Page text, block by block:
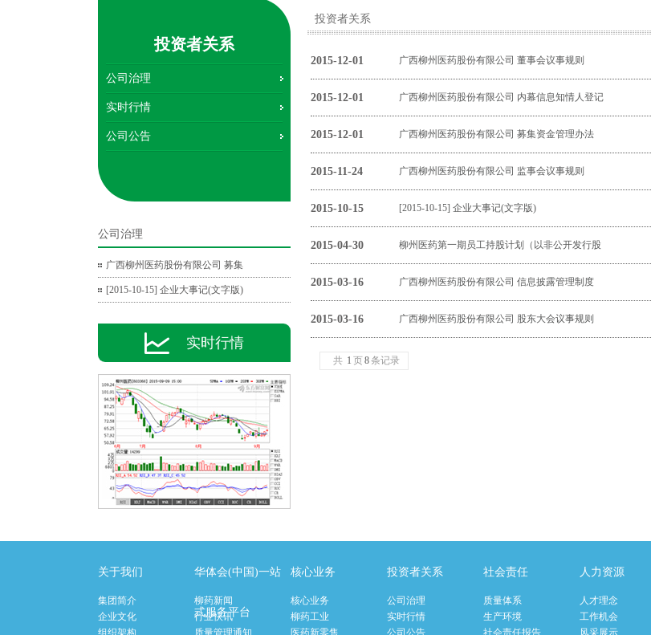
投资者关系
公司治理
实时行情
公司公告
公司治理
广西柳州医药股份有限公司 募集
[2015-10-15] 企业大事记(文字版)
实时行情
投资者关系
2015-12-01 广西柳州医药股份有限公司 董事会议事规则
2015-12-01 广西柳州医药股份有限公司 内幕信息知情人登记
2015-12-01 广西柳州医药股份有限公司 募集资金管理办法
2015-11-24 广西柳州医药股份有限公司 监事会议事规则
2015-10-15 [2015-10-15] 企业大事记(文字版)
2015-04-30 柳州医药第一期员工持股计划（以非公开发行股
2015-03-16 广西柳州医药股份有限公司 信息披露管理制度
2015-03-16 广西柳州医药股份有限公司 股东大会议事规则
共 1 页8条记录
关于我们
集团简介
企业文化
组织架构
华体会(中国)一站
式服务平台
柳药新闻
行业快讯
质量管理通知
核心业务
核心业务
柳药工业
医药新零售
投资者关系
公司治理
实时行情
公司公告
社会责任
质量体系
生产环境
社会责任报告
人力资源
人才理念
工作机会
风采展示